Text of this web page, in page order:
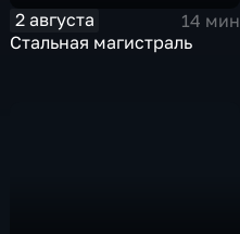
2 августа
14 мин
Стальная магистраль